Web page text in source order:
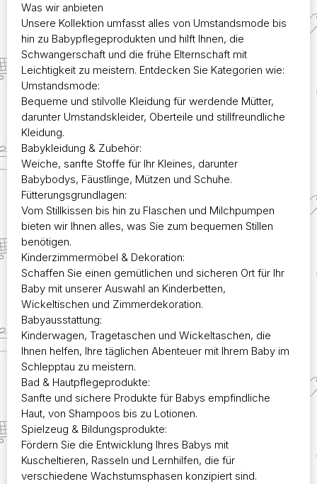
Was wir anbieten
Unsere Kollektion umfasst alles von Umstandsmode bis
hin zu Babypflegeprodukten und hilft Ihnen, die
Schwangerschaft und die frühe Elternschaft mit
Leichtigkeit zu meistern. Entdecken Sie Kategorien wie:
Umstandsmode:
Bequeme und stilvolle Kleidung für werdende Mütter,
darunter Umstandskleider, Oberteile und stillfreundliche
Kleidung.
Babykleidung & Zubehör:
Weiche, sanfte Stoffe für Ihr Kleines, darunter
Babybodys, Fäustlinge, Mützen und Schuhe.
Fütterungsgrundlagen:
Vom Stillkissen bis hin zu Flaschen und Milchpumpen
bieten wir Ihnen alles, was Sie zum bequemen Stillen
benötigen.
Kinderzimmermöbel & Dekoration:
Schaffen Sie einen gemütlichen und sicheren Ort für Ihr
Baby mit unserer Auswahl an Kinderbetten,
Wickeltischen und Zimmerdekoration.
Babyausstattung:
Kinderwagen, Tragetaschen und Wickeltaschen, die
Ihnen helfen, Ihre täglichen Abenteuer mit Ihrem Baby im
Schlepptau zu meistern.
Bad & Hautpflegeprodukte:
Sanfte und sichere Produkte für Babys empfindliche
Haut, von Shampoos bis zu Lotionen.
Spielzeug & Bildungsprodukte:
Fördern Sie die Entwicklung Ihres Babys mit
Kuscheltieren, Rasseln und Lernhilfen, die für
verschiedene Wachstumsphasen konzipiert sind.